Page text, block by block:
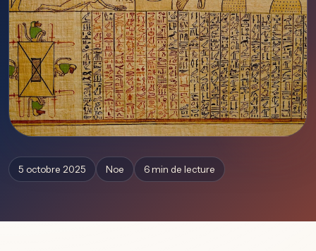
5 octobre 2025 Noe 6 min de lecture